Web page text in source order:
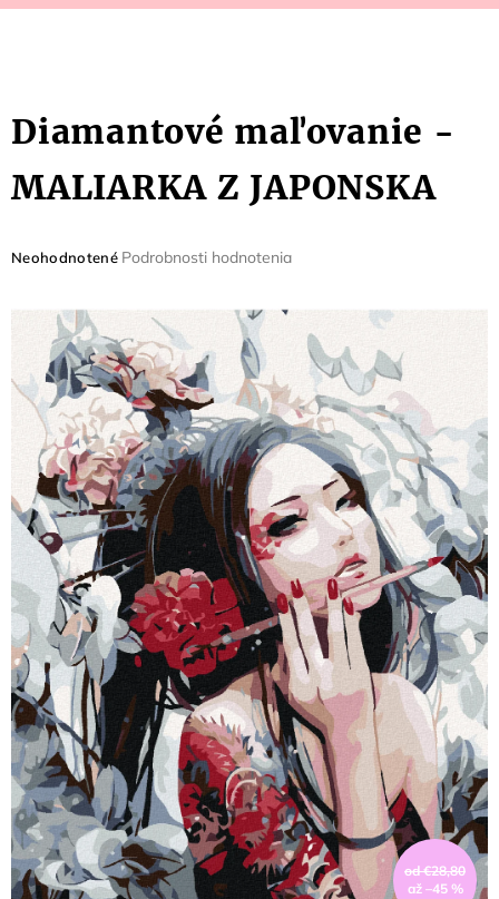
Diamantové maľovanie -
MALIARKA Z JAPONSKA
Priemerné
je
hviezdičiek.
Neohodnotené Podrobnosti hodnotenia
od €28,80
až –45 %